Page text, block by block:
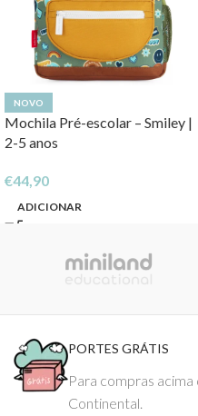
NOVO
Mochila Pré-escolar – Smiley |
2-5 anos
€44,90
ADICIONAR
PORTES GRÁTIS
Para compras
Continental.